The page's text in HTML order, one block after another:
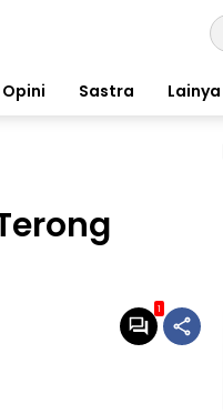
Opini Sastra Lainya
1